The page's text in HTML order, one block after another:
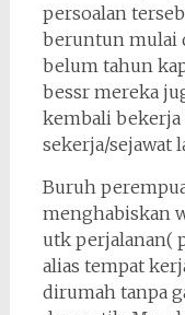
persoalan
beruntun mulai
belum tahun
bessr mereka
kembali
sekerja/sejawat
Buruh
menghabiskan
utk perjalanan(
alias tempat
dirumah tanpa